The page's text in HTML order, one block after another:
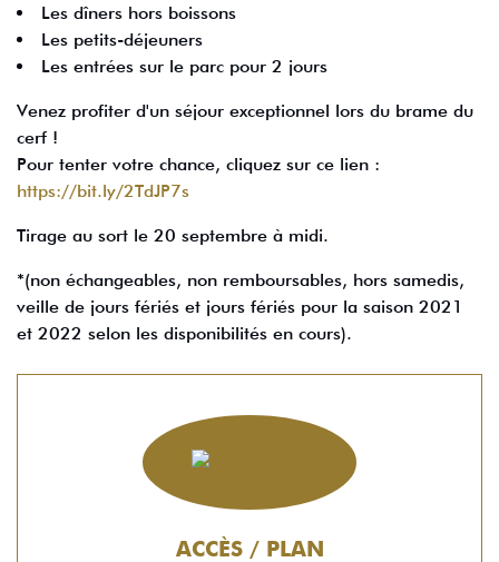
Les dîners hors boissons
Les petits-déjeuners
Les entrées sur le parc pour 2 jours
Venez profiter d'un séjour exceptionnel lors du brame du
cerf !
Pour tenter votre chance, cliquez sur ce lien :
https://bit.ly/2TdJP7s
Tirage au sort le 20 septembre à midi.
*(non échangeables, non remboursables, hors samedis,
veille de jours fériés et jours fériés pour la saison 2021
et 2022 selon les disponibilités en cours).
ACCÈS / PLAN